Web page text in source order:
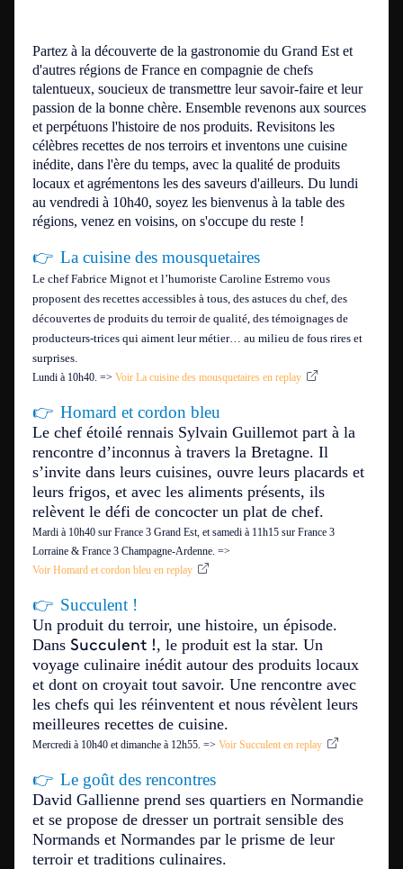
Partez à la découverte de la gastronomie du Grand Est et
d'autres régions de France en compagnie de chefs
talentueux, soucieux de transmettre leur savoir-faire et leur
passion de la bonne chère. Ensemble revenons aux sources
et perpétuons l'histoire de nos produits. Revisitons les
célèbres recettes de nos terroirs et inventons une cuisine
inédite, dans l'ère du temps, avec la qualité de produits
locaux et agrémentons les des saveurs d'ailleurs. Du lundi
au vendredi à 10h40, soyez les bienvenus à la table des
régions, venez en voisins, on s'occupe du reste !
👉 La cuisine des mousquetaires
Le chef Fabrice Mignot et l’humoriste Caroline Estremo vous
proposent des recettes accessibles à tous, des astuces du chef, des
découvertes de produits du terroir de qualité, des témoignages de
producteurs-trices qui aiment leur métier… au milieu de fous rires et
surprises.
Lundi à 10h40. => Voir La cuisine des mousquetaires en replay
👉 Homard et cordon bleu
Le chef étoilé rennais Sylvain Guillemot part à la
rencontre d’inconnus à travers la Bretagne. Il
s’invite dans leurs cuisines, ouvre leurs placards et
leurs frigos, et avec les aliments présents, ils
relèvent le défi de concocter un plat de chef.
Mardi à 10h40 sur France 3 Grand Est, et samedi à 11h15 sur France 3
Lorraine & France 3 Champagne-Ardenne. =>
Voir Homard et cordon bleu en replay
👉 Succulent !
Un produit du terroir, une histoire, un épisode.
Dans Succulent !, le produit est la star. Un
voyage culinaire inédit autour des produits locaux
et dont on croyait tout savoir. Une rencontre avec
les chefs qui les réinventent et nous révèlent leurs
meilleures recettes de cuisine.
Mercredi à 10h40 et dimanche à 12h55. => Voir Succulent en replay
👉 Le goût des rencontres
David Gallienne prend ses quartiers en Normandie
et se propose de dresser un portrait sensible des
Normands et Normandes par le prisme de leur
terroir et traditions culinaires.